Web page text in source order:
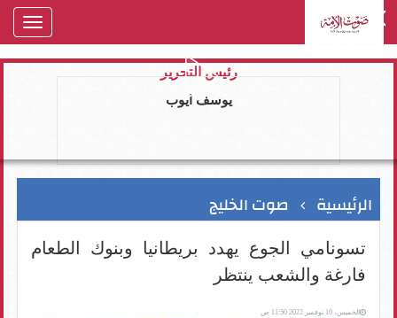
رئيس التحرير
يوسف ايوب
الرئيسية صوت الخليج
تسونامي الجوع يهدد بريطانيا وبنوك الطعام
فارغة والشعب ينتظر
الخميس، 10 نوفمبر 2022 11:50 ص